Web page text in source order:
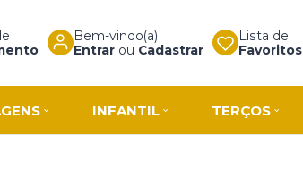
Bem-vindo(a)
Entrarou Cadastrar
Lista de
Favoritos
INFANTIL TERÇOS